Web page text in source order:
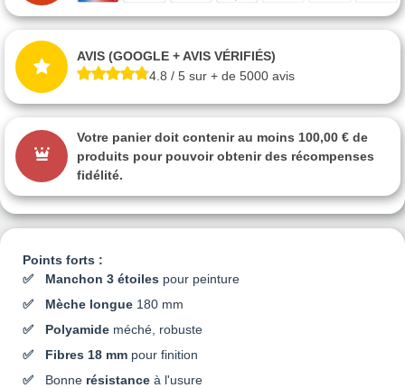
Points forts :
Manchon 3 étoiles pour peinture
Mèche longue 180 mm
Polyamide méché, robuste
Fibres 18 mm pour finition
Bonne résistance à l'usure
AVIS (GOOGLE + AVIS VÉRIFIÉS)
4.8 / 5 sur + de 5000 avis
Votre panier doit contenir au moins 100,00 € de
produits pour pouvoir obtenir des récompenses
fidélité.